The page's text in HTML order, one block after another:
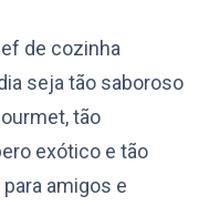
de cozinha
seja tão saboroso
tão
exótico e tão
amigos e